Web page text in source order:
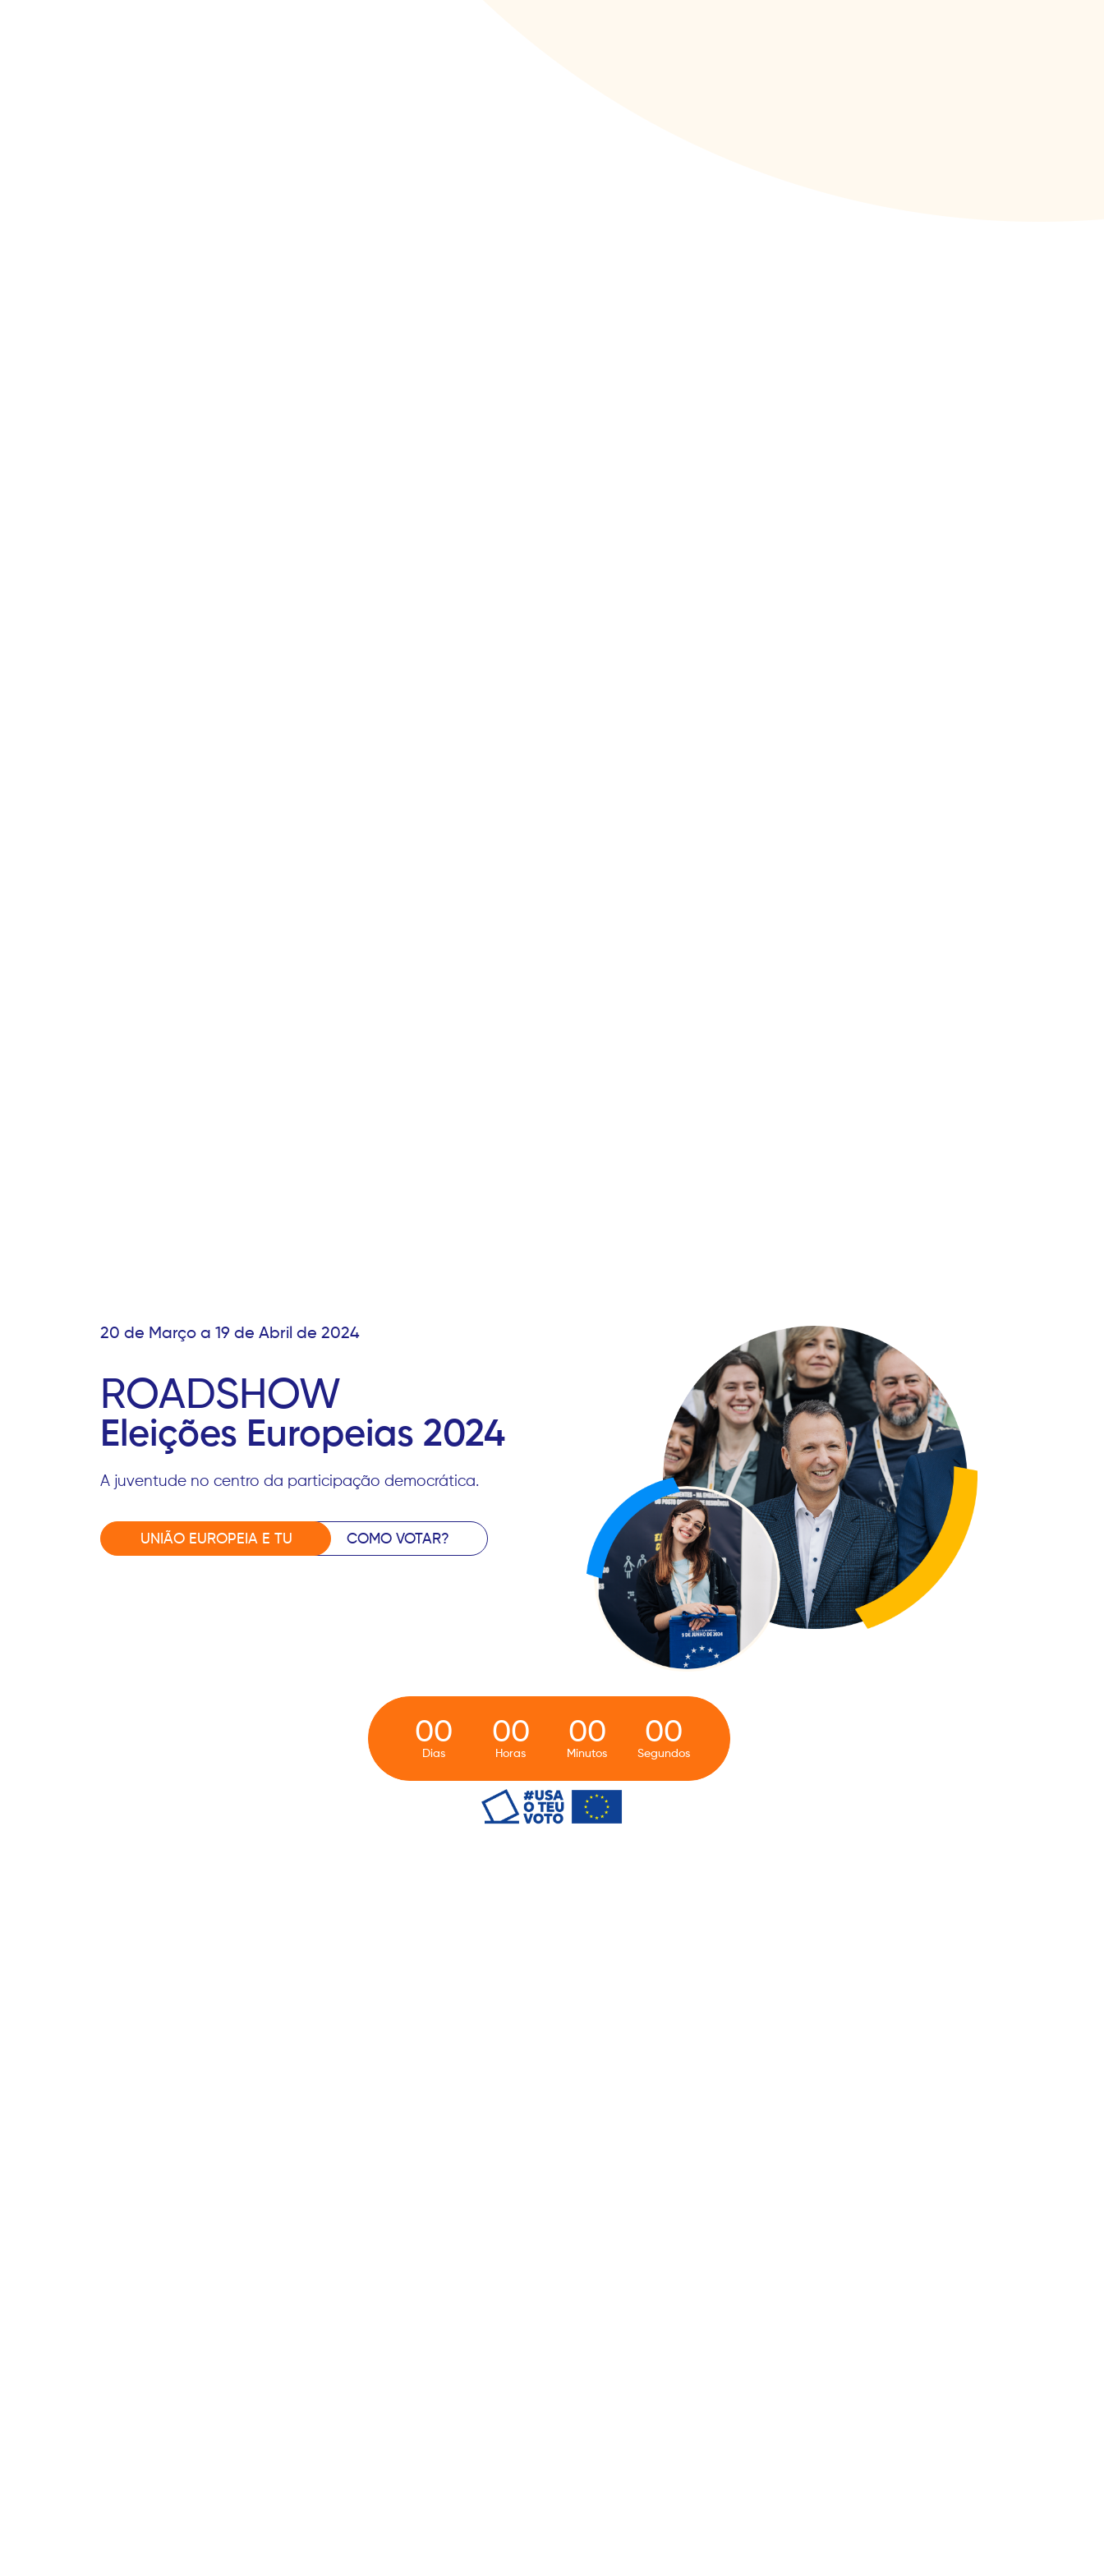
20 de Março a 19 de Abril de 2024
ROADSHOW
Eleições Europeias 2024
A juventude no centro da participação democrática.
UNIÃO EUROPEIA E TU COMO VOTAR?
00
Dias
00
Horas
00
Minutos
00
Segundos